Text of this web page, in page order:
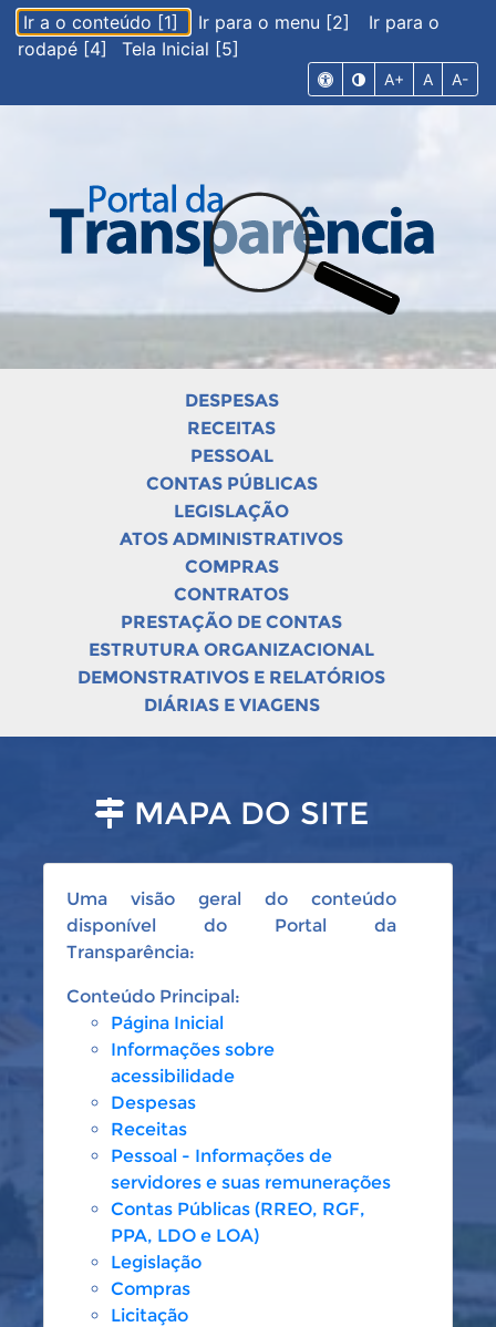
Ir a o conteúdo [1] Ir para o menu [2]
Ir para o
rodapé [4]
Tela Inicial [5]
A+ A A-
DESPESAS
RECEITAS
PESSOAL
CONTAS PÚBLICAS
LEGISLAÇÃO
ATOS ADMINISTRATIVOS
COMPRAS
CONTRATOS
PRESTAÇÃO DE CONTAS
ESTRUTURA ORGANIZACIONAL
DEMONSTRATIVOS E RELATÓRIOS
DIÁRIAS E VIAGENS
MAPA DO SITE
Uma visão geral do conteúdo
disponível do Portal da
Transparência:
Conteúdo Principal:
Página Inicial
Informações sobre
acessibilidade
Despesas
Receitas
Pessoal - Informações de
servidores e suas remunerações
Contas Públicas (RREO, RGF,
PPA, LDO e LOA)
Legislação
Compras
Licitação